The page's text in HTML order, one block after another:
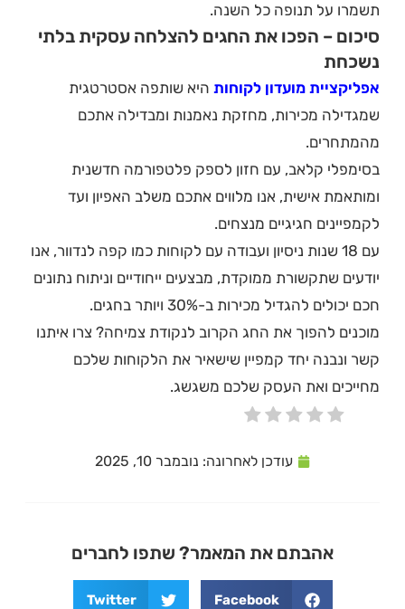
תשמרו על תנופה כל השנה.
סיכום – הפכו את החגים להצלחה עסקית בלתי
נשכחת
אפליקציית מועדון לקוחות היא שותפה אסטרטגית
שמגדילה מכירות, מחזקת נאמנות ומבדילה אתכם
מהמתחרים.
בסימפלי קלאב, עם חזון לספק פלטפורמה חדשנית
ומותאמת אישית, אנו מלווים אתכם משלב האפיון ועד
לקמפיינים חגיגיים מנצחים.
עם 18 שנות ניסיון ועבודה עם לקוחות כמו קפה לנדוור, אנו
יודעים שתקשורת ממוקדת, מבצעים ייחודיים וניתוח נתונים
חכם יכולים להגדיל מכירות ב-30% ויותר בחגים.
מוכנים להפוך את החג הקרוב לנקודת צמיחה? צרו איתנו
קשר ונבנה יחד קמפיין שישאיר את הלקוחות שלכם
מחייכים ואת העסק שלכם משגשג.
עודכן לאחרונה: נובמבר 10, 2025
אהבתם את המאמר? שתפו לחברים
Facebook
Twitter